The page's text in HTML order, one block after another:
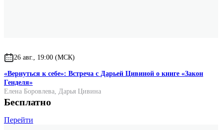
26 авг., 19:00 (МСК)
«Вернуться к себе»: Встреча с Дарьей Цивиной о книге «Закон
Генделя»
Елена Боровлева, Дарья Цивина
Бесплатно
Перейти